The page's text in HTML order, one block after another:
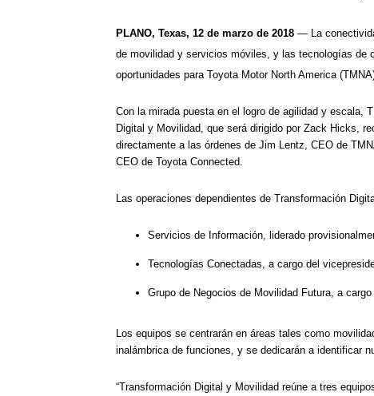
PLANO, Texas, 12 de marzo de 2018 — La
de movilidad y servicios móviles, y las tecnologías de
oportunidades para Toyota Motor North America
Con la mirada puesta en el logro de agilidad y escala,
Digital y Movilidad, que será dirigido por Zack Hicks,
directamente a las órdenes de Jim Lentz, CEO de
CEO de Toyota Connected.
Las operaciones dependientes de Transformación
Servicios de Información, liderado
Tecnologías Conectadas, a cargo del
Grupo de Negocios de Movilidad Futura, a
Los equipos se centrarán en áreas tales como
inalámbrica de funciones, y se dedicarán a identificar
“Transformación Digital y Movilidad reúne a tres